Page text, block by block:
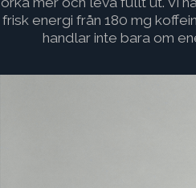
frisk energi från 180 mg
handlar inte bara om